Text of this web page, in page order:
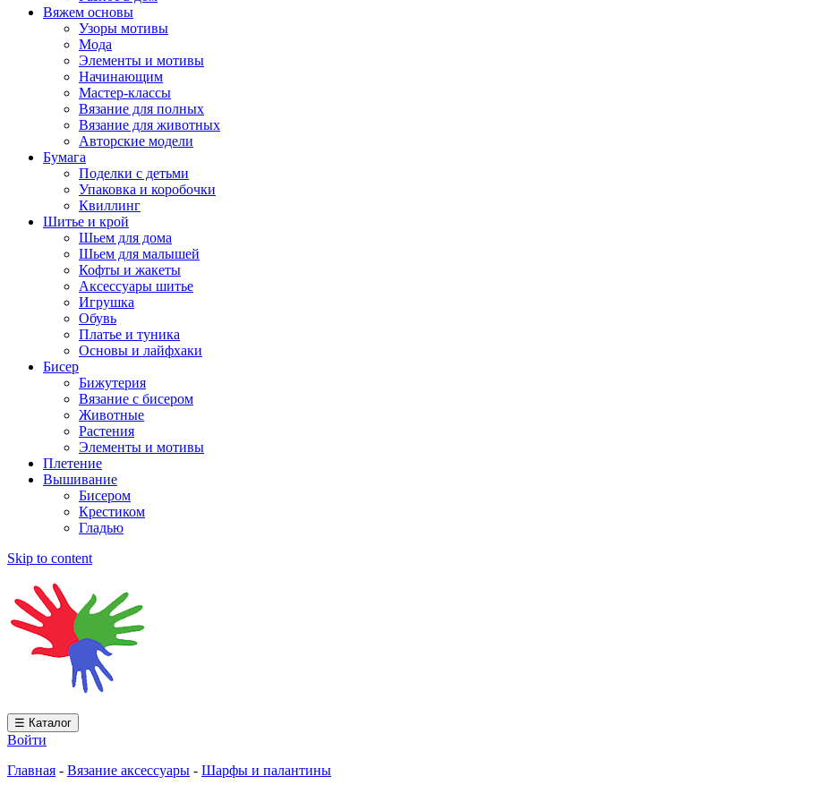
Вяжем основы
Узоры мотивы
Мода
Элементы и мотивы
Начинающим
Мастер-классы
Вязание для полных
Вязание для животных
Авторские модели
Бумага
Поделки с детьми
Упаковка и коробочки
Квиллинг
Шитье и крой
Шьем для дома
Шьем для малышей
Кофты и жакеты
Аксессуары шитье
Игрушка
Обувь
Платье и туника
Основы и лайфхаки
Бисер
Бижутерия
Вязание с бисером
Животные
Растения
Элементы и мотивы
Плетение
Вышивание
Бисером
Крестиком
Гладью
Skip to content
☰ Каталог
Войти
Главная - Вязание аксессуары - Шарфы и палантины